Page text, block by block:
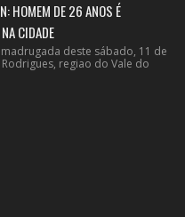
HOMEM DE 26 ANOS É
CIDADE
deste sábado, 11 de
regiao do Vale do